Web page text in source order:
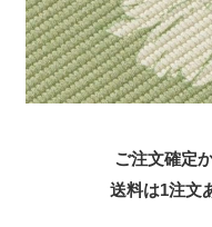
ご注文確定
送料は1注文